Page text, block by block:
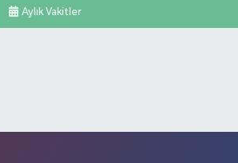
Aylık Vakitler